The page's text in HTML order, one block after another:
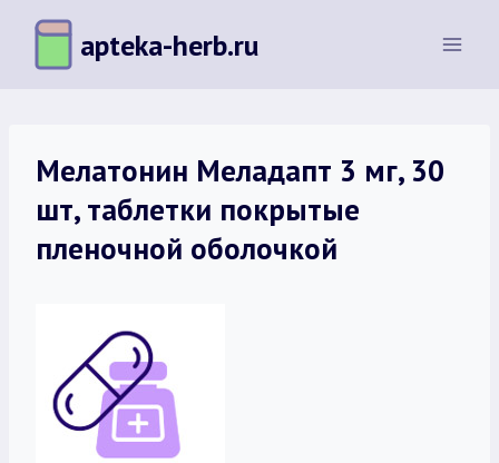
Перейти
содержимому
apteka-herb.ru
Мелатонин Меладапт 3 мг, 30
шт, таблетки покрытые
пленочной оболочкой